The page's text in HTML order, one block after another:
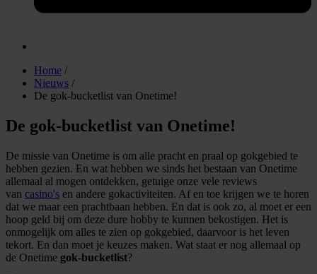
Home /
Nieuws /
De gok-bucketlist van Onetime!
De gok-bucketlist van Onetime!
De missie van Onetime is om alle pracht en praal op gokgebied te
hebben gezien. En wat hebben we sinds het bestaan van Onetime
allemaal al mogen ontdekken, getuige onze vele reviews
van casino's en andere gokactiviteiten. Af en toe krijgen we te horen
dat we maar een prachtbaan hebben. En dat is ook zo, al moet er een
hoop geld bij om deze dure hobby te kunnen bekostigen. Het is
onmogelijk om alles te zien op gokgebied, daarvoor is het leven
tekort. En dan moet je keuzes maken. Wat staat er nog allemaal op
de Onetime gok-bucketlist?